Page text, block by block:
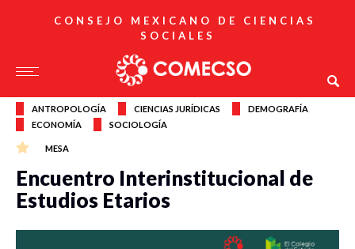
CONSEJO MEXICANO DE CIENCIAS
SOCIALES
ANTROPOLOGÍA CIENCIAS JURÍDICAS
DEMOGRAFÍA
ECONOMÍA
SOCIOLOGÍA
MESA
Encuentro Interinstitucional de
Estudios Etarios